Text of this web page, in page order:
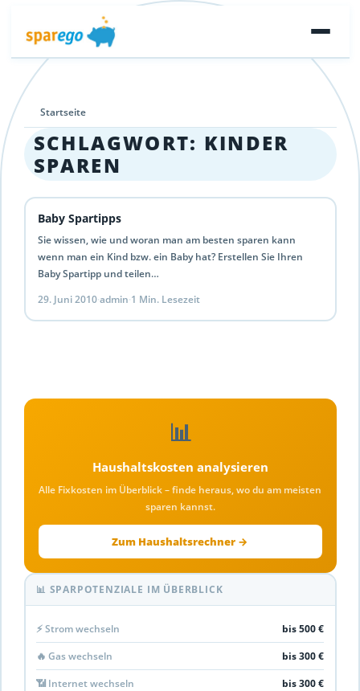
Startseite
SCHLAGWORT: KINDER
SPAREN
Baby Spartipps
Sie wissen, wie und woran man am besten sparen kann
wenn man ein Kind bzw. ein Baby hat? Erstellen Sie Ihren
Baby Spartipp und teilen…
29. Juni 2010·admin·1 Min. Lesezeit
📊
Haushaltskosten analysieren
Alle Fixkosten im Überblick – finde heraus, wo du am meisten
sparen kannst.
Zum Haushaltsrechner →
📊 SPARPOTENZIALE IM ÜBERBLICK
⚡ Strom wechseln
bis 500 €
🔥 Gas wechseln
bis 300 €
📶 Internet wechseln
bis 300 €